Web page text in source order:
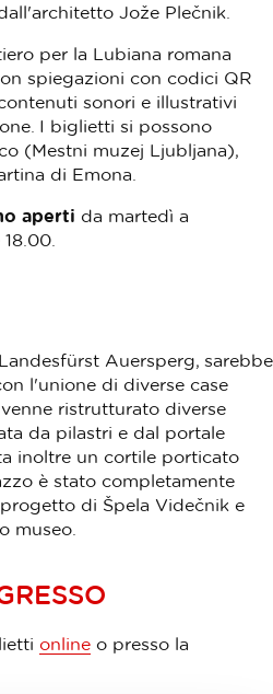
Jože Plečnik.
per la Lubiana romana
spiegazioni con codici QR
sonori e illustrativi
I biglietti si possono
(Mestni muzej Ljubljana),
di Emona.
aperti da martedì a
Auersperg, sarebbe
l'unione di diverse case
ristrutturato diverse
da pilastri e dal portale
inoltre un cortile porticato
è stato completamente
di Špela Videčnik e
museo.
online o presso la